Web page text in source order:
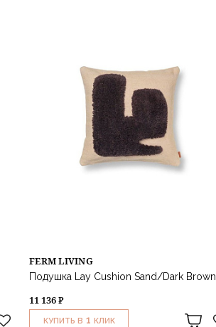
FERM LIVING
Подушка Lay Cushion Sand/Dark Brown
11 136 ₽
КУПИТЬ В 1 КЛИК